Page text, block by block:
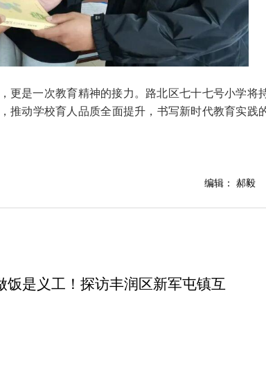
更是一次教育精神的接力。路北区七十七号小学将
推动学校育人品质全面提升，书写新时代教育实践
编辑： 郝毅
饭是义工！探访丰润区新军屯镇互